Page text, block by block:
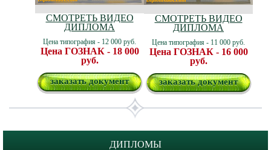
СМОТРЕТЬ ВИДЕО
ДИПЛОМА
Цена типография - 12 000 руб.
Цена ГОЗНАК - 18 000
руб.
заказать документ
СМОТРЕТЬ ВИДЕО
ДИПЛОМА
Цена типография - 11 000 руб.
Цена ГОЗНАК - 16 000
руб.
заказать документ
ДИПЛОМЫ